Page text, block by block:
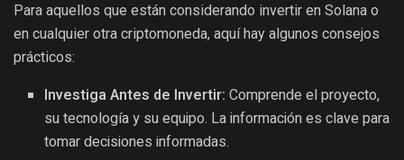
Para aquellos que están considerando invertir en Solana o
en cualquier otra criptomoneda, aquí hay algunos consejos
prácticos:
Investiga Antes de Invertir: Comprende el proyecto,
su tecnología y su equipo. La información es clave para
tomar decisiones informadas.